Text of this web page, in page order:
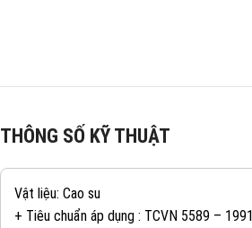
THÔNG SỐ KỸ THUẬT
Vật liệu: Cao su
+ Tiêu chuẩn áp dụng : TCVN 5589 – 1991